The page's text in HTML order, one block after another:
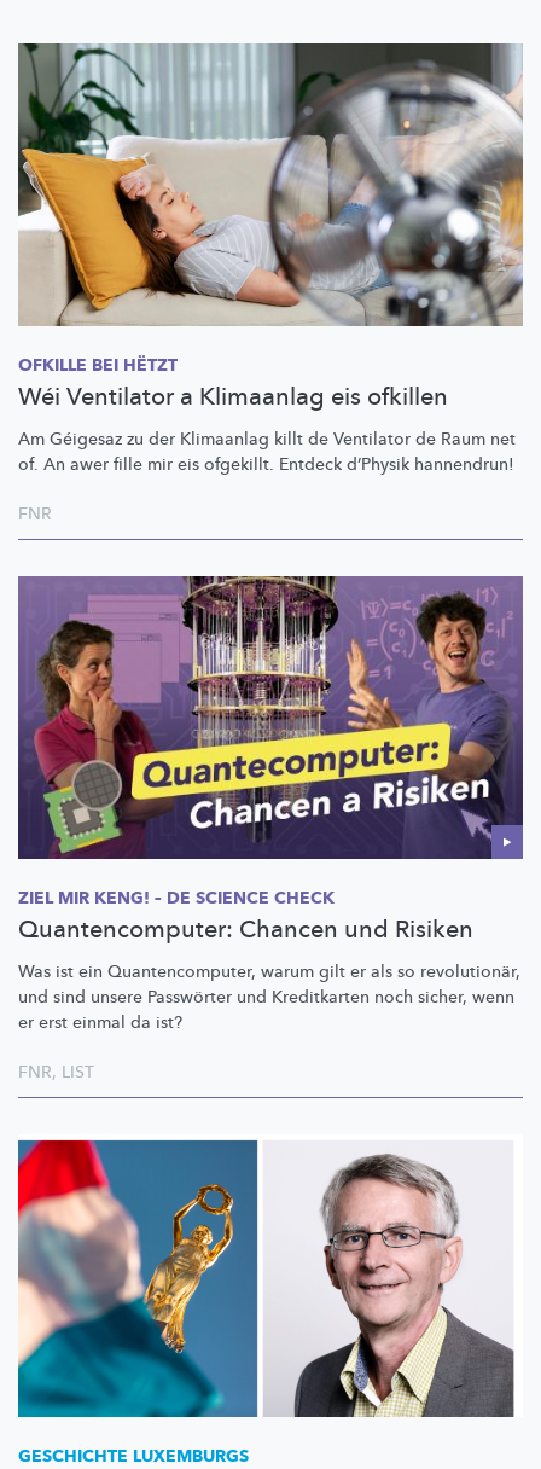
OFKILLE BEI HËTZT
Wéi Ventilator a Klimaanlag eis ofkillen
Am Géigesaz zu der Klimaanlag killt de Ventilator de Raum net
of. An awer fille mir eis ofgekillt. Entdeck d’Physik hannendrun!
FNR
ZIEL MIR KENG! – DE SCIENCE CHECK
Quantencomputer: Chancen und Risiken
Was ist ein Quantencomputer, warum gilt er als so revolutionär,
und sind unsere Passwörter und Kreditkarten noch sicher, wenn
er erst einmal da ist?
FNR, LIST
GESCHICHTE LUXEMBURGS